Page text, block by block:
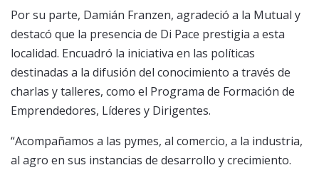
Por su parte, Damián Franzen, agradeció a la Mutual y
destacó que la presencia de Di Pace prestigia a esta
localidad. Encuadró la iniciativa en las políticas
destinadas a la difusión del conocimiento a través de
charlas y talleres, como el Programa de Formación de
Emprendedores, Líderes y Dirigentes.
“Acompañamos a las pymes, al comercio, a la industria,
al agro en sus instancias de desarrollo y crecimiento.